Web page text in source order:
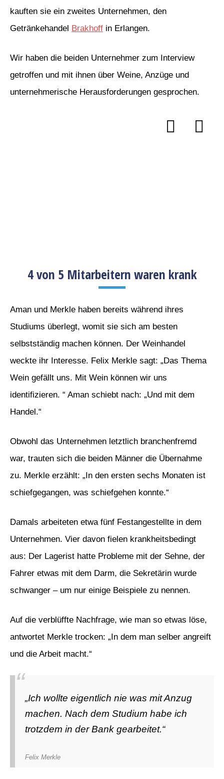
kauften sie ein zweites Unternehmen, den
Getränkehandel Brakhoff in Erlangen.
Wir haben die beiden Unternehmer zum Interview
getroffen und mit ihnen über Weine, Anzüge und
unternehmerische Herausforderungen gesprochen.
4 von 5 Mitarbeitern waren krank
Aman und Merkle haben bereits während ihres
Studiums überlegt, womit sie sich am besten
selbstständig machen können. Der Weinhandel
weckte ihr Interesse. Felix Merkle sagt: „Das Thema
Wein gefällt uns. Mit Wein können wir uns
identifizieren. “ Aman schiebt nach: „Und mit dem
Handel.“
Obwohl das Unternehmen letztlich branchenfremd
war, trauten sich die beiden Männer die Übernahme
zu. Merkle erzählt: „In den ersten sechs Monaten ist
schiefgegangen, was schiefgehen konnte.“
Damals arbeiteten etwa fünf Festangestellte in dem
Unternehmen. Vier davon fielen krankheitsbedingt
aus: Der Lagerist hatte Probleme mit der Sehne, der
Fahrer etwas mit dem Darm, die Sekretärin wurde
schwanger – um nur einige Beispiele zu nennen.
Auf die verblüffte Nachfrage, wie man so etwas löse,
antwortet Merkle trocken: „In dem man selber angreift
und die Arbeit macht.“
„Ich wollte eigentlich nie was mit Anzug
machen. Nach dem Studium habe ich
trotzdem in der Bank gearbeitet.“
Felix Merkle